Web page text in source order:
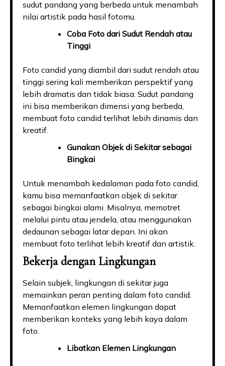
sudut pandang yang berbeda untuk menambah
nilai artistik pada hasil fotomu.
Coba Foto dari Sudut Rendah atau
Tinggi
Foto candid yang diambil dari sudut rendah atau
tinggi sering kali memberikan perspektif yang
lebih dramatis dan tidak biasa. Sudut pandang
ini bisa memberikan dimensi yang berbeda,
membuat foto candid terlihat lebih dinamis dan
kreatif.
Gunakan Objek di Sekitar sebagai
Bingkai
Untuk menambah kedalaman pada foto candid,
kamu bisa memanfaatkan objek di sekitar
sebagai bingkai alami. Misalnya, memotret
melalui pintu atau jendela, atau menggunakan
dedaunan sebagai latar depan. Ini akan
membuat foto terlihat lebih kreatif dan artistik.
Bekerja dengan Lingkungan
Selain subjek, lingkungan di sekitar juga
memainkan peran penting dalam foto candid.
Memanfaatkan elemen lingkungan dapat
memberikan konteks yang lebih kaya dalam
foto.
Libatkan Elemen Lingkungan